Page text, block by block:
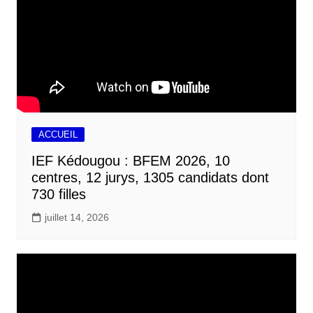
ACCUEIL
IEF Kédougou : BFEM 2026, 10
centres, 12 jurys, 1305 candidats dont
730 filles
juillet 14, 2026